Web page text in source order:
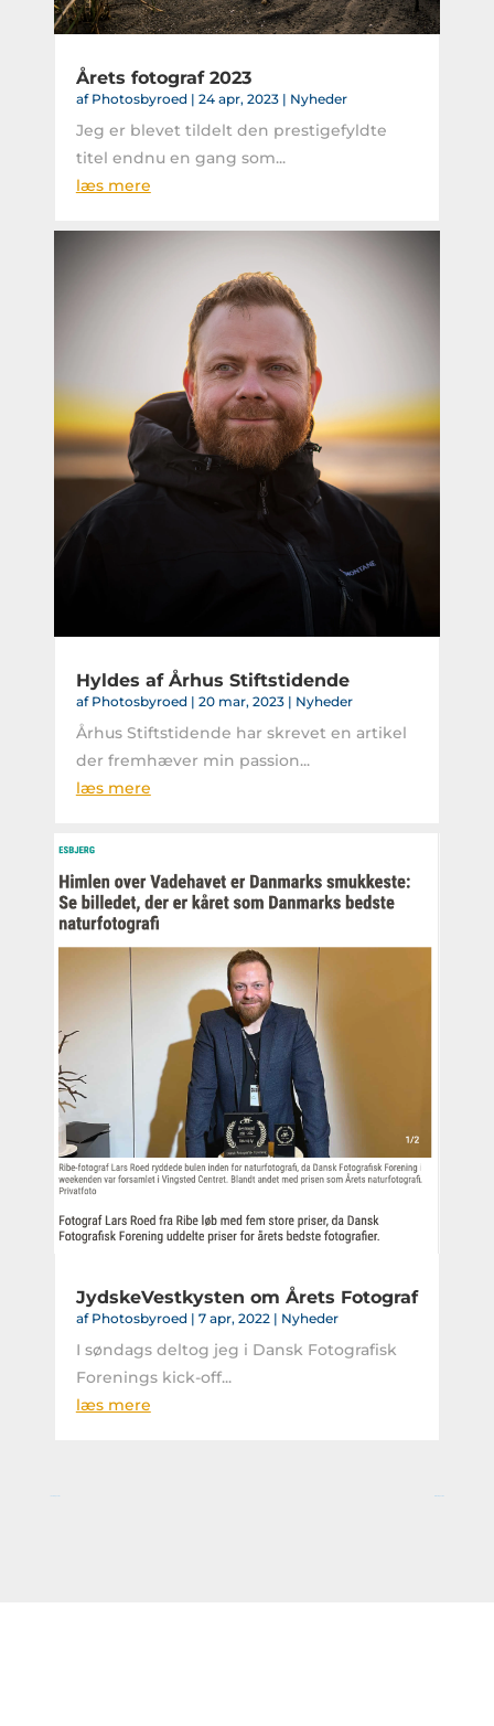
Årets fotograf 2023
af Photosbyroed| 24 apr, 2023| Nyheder
Jeg er blevet tildelt den prestigefyldte
titel endnu en gang som...
læs mere
Hyldes af Århus Stiftstidende
af Photosbyroed| 20 mar, 2023| Nyheder
Århus Stiftstidende har skrevet en artikel
der fremhæver min passion...
læs mere
JydskeVestkysten om Årets Fotograf
af Photosbyroed| 7 apr, 2022 | Nyheder
I søndags deltog jeg i Dansk Fotografisk
Forenings kick-off...
læs mere